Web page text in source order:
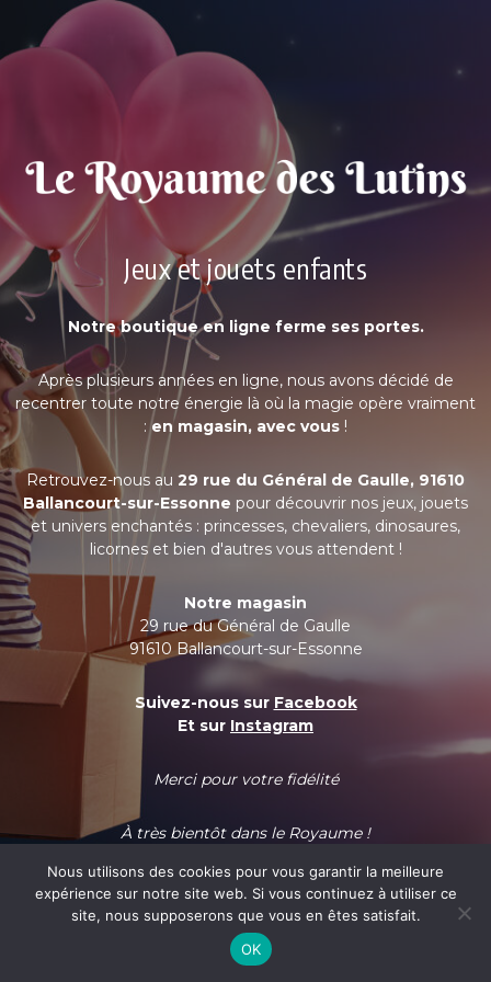
Jeux et jouets enfants
Notre boutique en ligne ferme ses portes.
Après plusieurs années en ligne, nous avons décidé de
recentrer toute notre énergie là où la magie opère vraiment
:en magasin, avec vous !
Retrouvez-nous au 29 rue du Général de Gaulle, 91610
Ballancourt-sur-Essonne pour découvrir nos jeux, jouets
et univers enchantés : princesses, chevaliers, dinosaures,
licornes et bien d'autres vous attendent !
Notre magasin
29 rue du Général de Gaulle
91610 Ballancourt-sur-Essonne
Suivez-nous sur Facebook
Et sur Instagram
Merci pour votre fidélité
À très bientôt dans le Royaume !
Nous utilisons des cookies pour vous garantir la meilleure
expérience sur notre site web. Si vous continuez à utiliser ce
site, nous supposerons que vous en êtes satisfait.
OK